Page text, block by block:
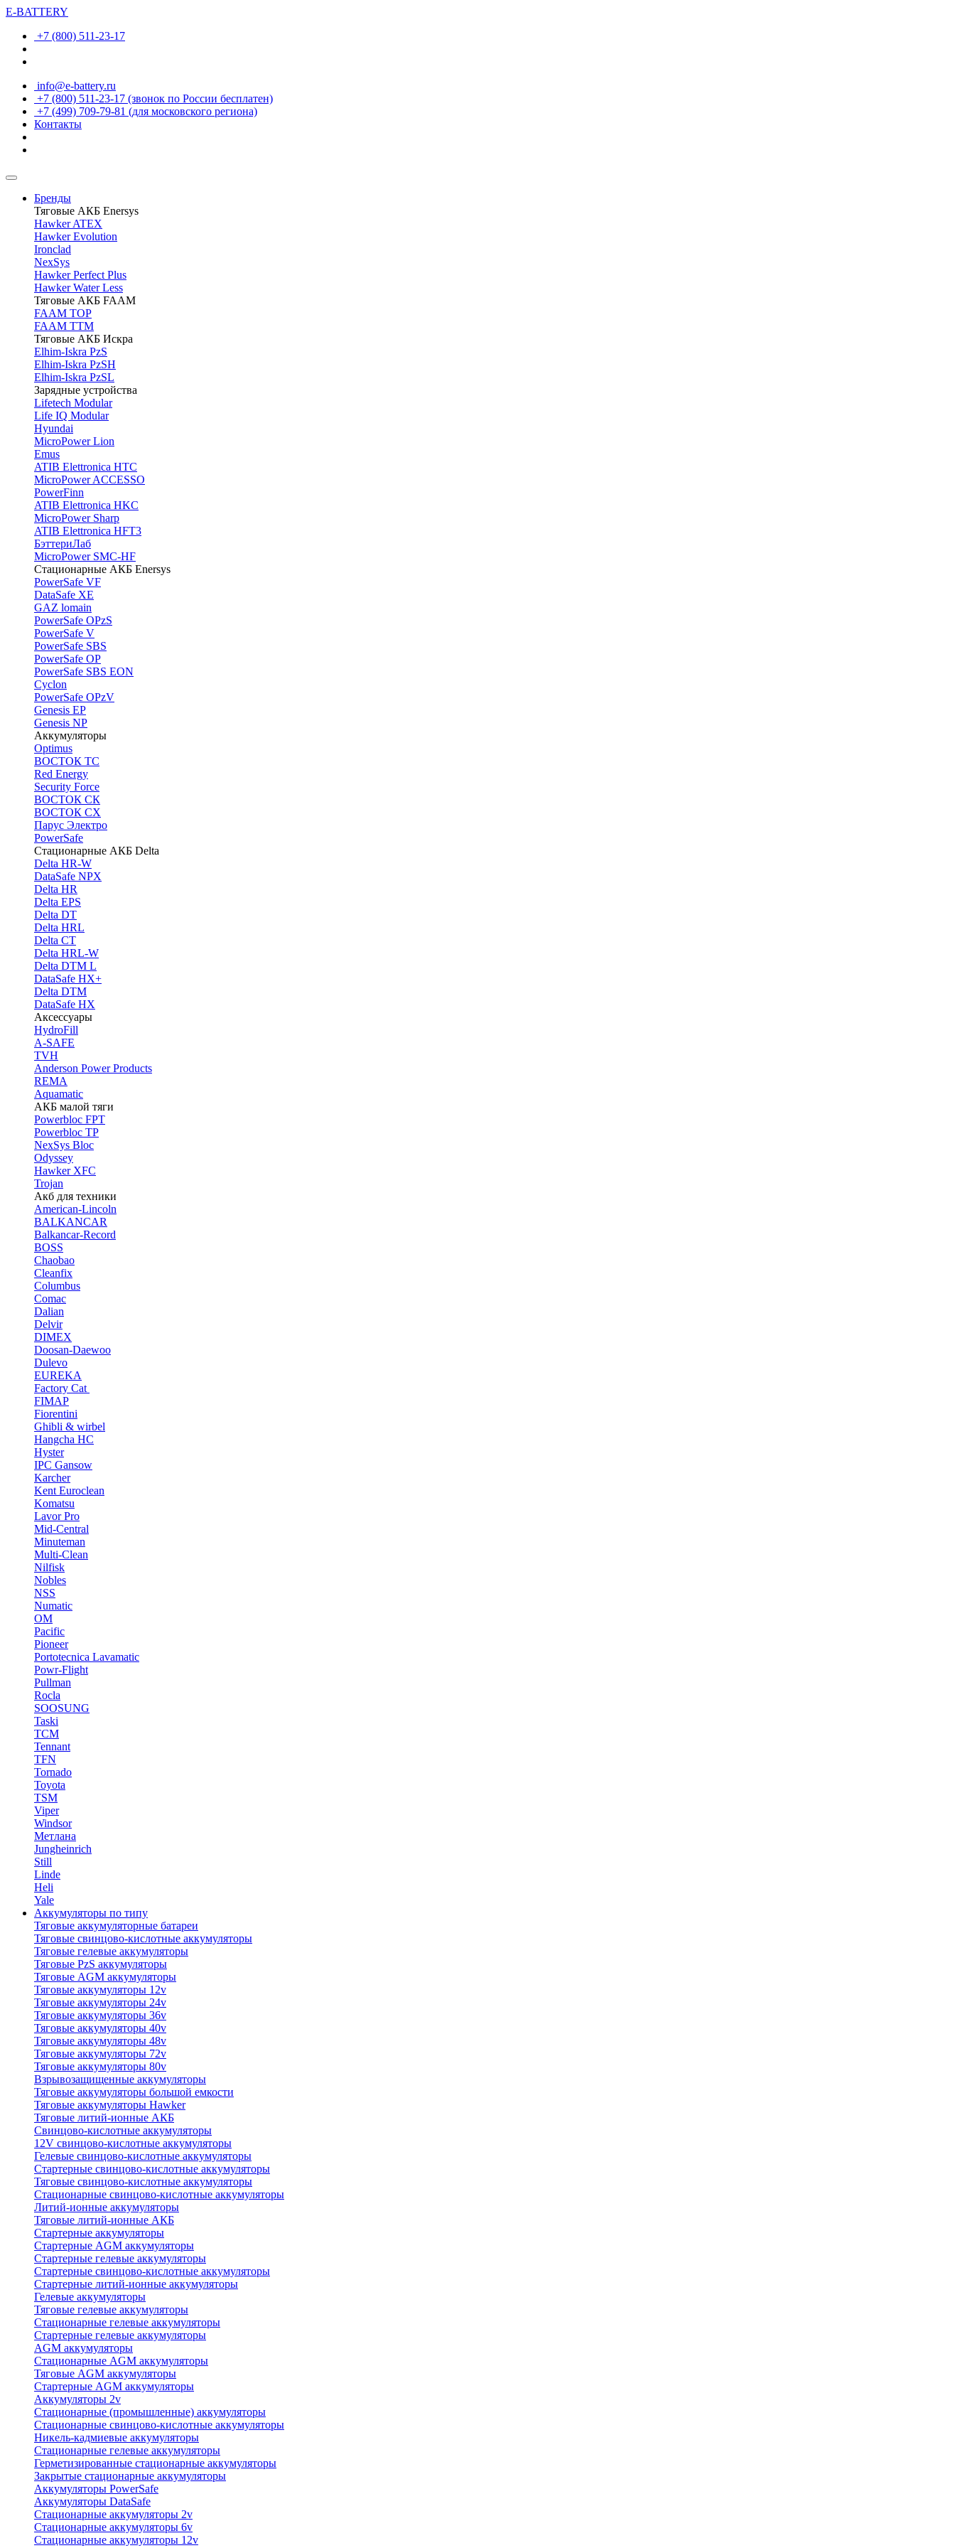
E-BATTERY
+7 (800) 511-23-17
info@e-battery.ru
+7 (800) 511-23-17 (звонок по России бесплатен)
+7 (499) 709-79-81 (для московского региона)
Контакты
Бренды
Тяговые АКБ Enersys
Hawker ATEX
Hawker Evolution
Ironclad
NexSys
Hawker Perfect Plus
Hawker Water Less
Тяговые АКБ FAAM
FAAM TOP
FAAM TTM
Тяговые АКБ Искра
Elhim-Iskra PzS
Elhim-Iskra PzSH
Elhim-Iskra PzSL
Зарядные устройства
Lifetech Modular
Life IQ Modular
Hyundai
MicroPower Lion
Emus
ATIB Elettronica HTC
MicroPower ACCESSO
PowerFinn
ATIB Elettronica HKC
MicroPower Sharp
ATIB Elettronica HFT3
БэттериЛаб
MicroPower SMC-HF
Стационарные АКБ Enersys
PowerSafe VF
DataSafe XE
GAZ lomain
PowerSafe OPzS
PowerSafe V
PоwerSafe SBS
PowerSafe OP
PоwerSafe SBS EON
Cyclon
PowerSafe OPzV
Genesis EP
Genesis NP
Аккумуляторы
Optimus
ВОСТОК ТС
Red Energy
Security Force
ВОСТОК СК
ВОСТОК СХ
Парус Электро
PowerSafe
Стационарные АКБ Delta
Delta HR-W
DataSafe NPX
Delta HR
Delta EPS
Delta DT
Delta HRL
Delta CT
Delta HRL-W
Delta DTM L
DataSafe HX+
Delta DTM
DataSafe HX
Аксессуары
HydroFill
A-SAFE
TVH
Anderson Power Products
REMA
Aquamatic
АКБ малой тяги
Powerbloc FPT
Powerbloc TP
NexSys Bloc
Odyssey
Hawker XFC
Trojan
Акб для техники
American-Lincoln
BALKANCAR
Balkancar-Record
BOSS
Chaobao
Cleanfix
Columbus
Comac
Dalian
Delvir
DIMEX
Doosan-Daewoo
Dulevo
EUREKA
Factory Cat
FIMAP
Fiorentini
Ghibli & wirbel
Hangcha HC
Hyster
IPC Gansow
Karcher
Kent Euroclean
Komatsu
Lavor Pro
Mid-Central
Minuteman
Multi-Clean
Nilfisk
Nobles
NSS
Numatic
OM
Pacific
Pioneer
Portotecnica Lavamatic
Powr-Flight
Pullman
Rocla
SOOSUNG
Taski
TCM
Tennant
TFN
Tornado
Toyota
TSM
Viper
Windsor
Метлана
Jungheinrich
Still
Linde
Heli
Yale
Аккумуляторы по типу
Тяговые аккумуляторные батареи
Тяговые свинцово-кислотные аккумуляторы
Тяговые гелевые аккумуляторы
Тяговые PzS аккумуляторы
Тяговые AGM аккумуляторы
Тяговые аккумуляторы 12v
Тяговые аккумуляторы 24v
Тяговые аккумуляторы 36v
Тяговые аккумуляторы 40v
Тяговые аккумуляторы 48v
Тяговые аккумуляторы 72v
Тяговые аккумуляторы 80v
Взрывозащищенные аккумуляторы
Тяговые аккумуляторы большой емкости
Тяговые аккумуляторы Hawker
Тяговые литий-ионные АКБ
Свинцово-кислотные аккумуляторы
12V свинцово-кислотные аккумуляторы
Гелевые свинцово-кислотные аккумуляторы
Стартерные свинцово-кислотные аккумуляторы
Тяговые свинцово-кислотные аккумуляторы
Стационарные свинцово-кислотные аккумуляторы
Литий-ионные аккумуляторы
Тяговые литий-ионные АКБ
Стартерные аккумуляторы
Стартерные AGM аккумуляторы
Стартерные гелевые аккумуляторы
Стартерные свинцово-кислотные аккумуляторы
Стартерные литий-ионные аккумуляторы
Гелевые аккумуляторы
Тяговые гелевые аккумуляторы
Стационарные гелевые аккумуляторы
Стартерные гелевые аккумуляторы
AGM аккумуляторы
Стационарные AGM аккумуляторы
Тяговые AGM аккумуляторы
Стартерные AGM аккумуляторы
Аккумуляторы 2v
Стационарные (промышленные) аккумуляторы
Стационарные свинцово-кислотные аккумуляторы
Никель-кадмиевые аккумуляторы
Стационарные гелевые аккумуляторы
Герметизированные стационарные аккумуляторы
Закрытые стационарные аккумуляторы
Аккумуляторы PowerSafe
Аккумуляторы DataSafe
Стационарные аккумуляторы 2v
Стационарные аккумуляторы 6v
Стационарные аккумуляторы 12v